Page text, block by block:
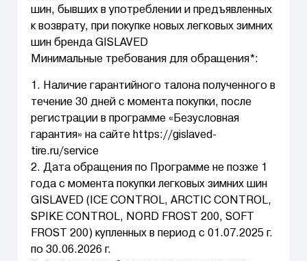
шин, бывших в употреблении и предъявленных
к возврату, при покупке новых легковых зимних
шин бренда GISLAVED
Минимальные требования для обращения*:
1. Наличие гарантийного талона полученного в
течение 30 дней с момента покупки, после
регистрации в программе «Безусловная
гарантия» на сайте https://gislaved-
tire.ru/service
2. Дата обращения по Программе не позже 1
года с момента покупки легковых зимних шин
GISLAVED (ICE CONTROL, ARCTIC CONTROL,
SPIKE CONTROL, NORD FROST 200, SOFT
FROST 200) купленных в период с 01.07.2025 г.
по 30.06.2026 г.